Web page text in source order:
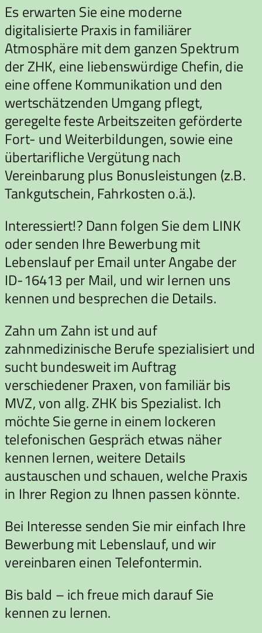
Es erwarten Sie eine moderne
digitalisierte Praxis in familiärer
Atmosphäre mit dem ganzen Spektrum
der ZHK, eine liebenswürdige Chefin, die
eine offene Kommunikation und den
wertschätzenden Umgang pflegt,
geregelte feste Arbeitszeiten geförderte
Fort- und Weiterbildungen, sowie eine
übertarifliche Vergütung nach
Vereinbarung plus Bonusleistungen (z.B.
Tankgutschein, Fahrkosten o.ä.).
Interessiert!? Dann folgen Sie dem LINK
oder senden Ihre Bewerbung mit
Lebenslauf per Email unter Angabe der
ID-16413 per Mail, und wir lernen uns
kennen und besprechen die Details.
Zahn um Zahn ist und auf
zahnmedizinische Berufe spezialisiert und
sucht bundesweit im Auftrag
verschiedener Praxen, von familiär bis
MVZ, von allg. ZHK bis Spezialist. Ich
möchte Sie gerne in einem lockeren
telefonischen Gespräch etwas näher
kennen lernen, weitere Details
austauschen und schauen, welche Praxis
in Ihrer Region zu Ihnen passen könnte.
Bei Interesse senden Sie mir einfach Ihre
Bewerbung mit Lebenslauf, und wir
vereinbaren einen Telefontermin.
Bis bald – ich freue mich darauf Sie
kennen zu lernen.